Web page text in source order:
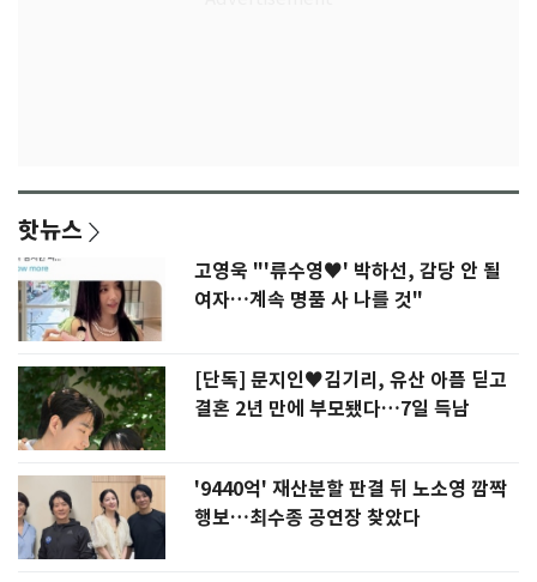
핫뉴스
고영욱 "'류수영♥' 박하선, 감당 안 될
여자…계속 명품 사 나를 것"
[단독] 문지인♥김기리, 유산 아픔 딛고
결혼 2년 만에 부모됐다…7일 득남
'9440억' 재산분할 판결 뒤 노소영 깜짝
행보…최수종 공연장 찾았다